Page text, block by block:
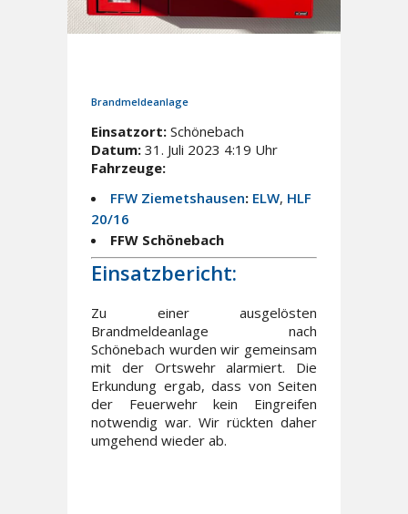
Brandmeldeanlage
Einsatzort: Schönebach
Datum: 31. Juli 2023 4:19 Uhr
Fahrzeuge:
FFW Ziemetshausen: ELW, HLF
20/16
FFW Schönebach
Einsatzbericht:
Zu einer ausgelösten
Brandmeldeanlage nach
Schönebach wurden wir gemeinsam
mit der Ortswehr alarmiert. Die
Erkundung ergab, dass von Seiten
der Feuerwehr kein Eingreifen
notwendig war. Wir rückten daher
umgehend wieder ab.